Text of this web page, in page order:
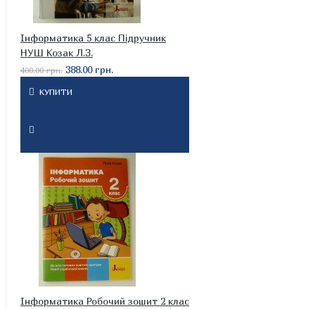
Інформатика 5 клас Підручник
НУШ Козак Л.З.
400.00 грн. 388.00 грн.
КУПИТИ
Інформатика Робочий зошит 2 клас